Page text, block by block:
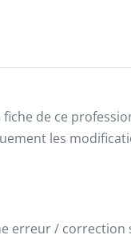
de ce
les
erreur / correction